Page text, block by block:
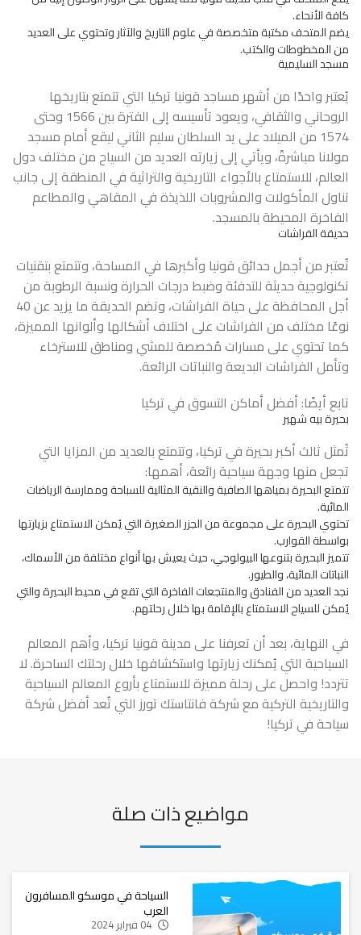
كافة الأنحاء.
يضم المتحف مكتبة متخصصة في علوم التاريخ والآثار وتحتوي على العديد
من المخطوطات والكتب.
مسجد السليمية
يُعتبر واحدًا من أشهر مساجد قونيا تركيا التي تتمتع بتاريخها
الروحاني والثقافي، ويعود تأسيسه إلى الفترة بين 1566 وحتى
1574 من الميلاد على يد السلطان سليم الثاني ليقع أمام مسجد
مولانا مباشرةً، ويأتي إلى زيارته العديد من السياح من مختلف دول
العالم، للاستمتاع بالأجواء التاريخية والتراثية في المنطقة إلى جانب
تناول المأكولات والمشروبات اللذيذة في المقاهي والمطاعم
الفاخرة المحيطة بالمسجد.
حديقة الفراشات
تُعتبر من أجمل حدائق قونيا وأكبرها في المساحة، وتتمتع بتقنيات
تكنولوجية حديثة للتدفئة وضبط درجات الحرارة ونسبة الرطوبة من
أجل المحافظة على حياة الفراشات، وتضم الحديقة ما يزيد عن 40
نوعًا مختلف من الفراشات على اختلاف أشكالها وألوانها المميزة،
كما تحتوي على مسارات مُخصصة للمشي ومناطق للاسترخاء
وتأمل الفراشات البديعة والنباتات الرائعة.
تابع أيضًا:أفضل أماكن التسوق في تركيا
بحيرة بيه شهير
تُمثل ثالث أكبر بحيرة في تركيا، وتتمتع بالعديد من المزايا التي
تجعل منها وجهة سياحية رائعة، أهمها:
تتمتع البحيرة بمياهها الصافية والنقية المثالية للسباحة وممارسة الرياضات
المائية.
تحتوي البحيرة على مجموعة من الجزر الصغيرة التي يُمكن الاستمتاع بزيارتها
بواسطة القوارب.
تتميز البحيرة بتنوعها البيولوجي، حيث يعيش بها أنواع مختلفة من الأسماك،
النباتات المائية، والطيور.
نجد العديد من الفنادق والمنتجعات الفاخرة التي تقع في محيط البحيرة والتي
يُمكن للسياح الاستمتاع بالإقامة بها خلال رحلتهم.
في النهاية، بعد أن تعرفنا على مدينة قونيا تركيا، وأهم المعالم
السياحية التي يُمكنك زيارتها واستكشافها خلال رحلتك الساحرة. لا
تتردد! واحصل على رحلة مميزة للاستمتاع بأروع المعالم السياحية
والتاريخية التركية مع شركة فانتاستك تورز التي تُعد أفضل شركة
سياحة في تركيا!
مواضيع ذات صلة
السياحة في موسكو المسافرون
العرب